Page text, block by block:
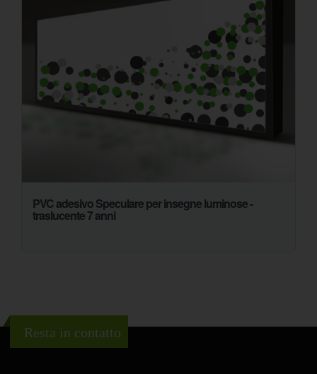
PVC adesivo Speculare per insegne luminose -
traslucente 7 anni
Resta in contatto